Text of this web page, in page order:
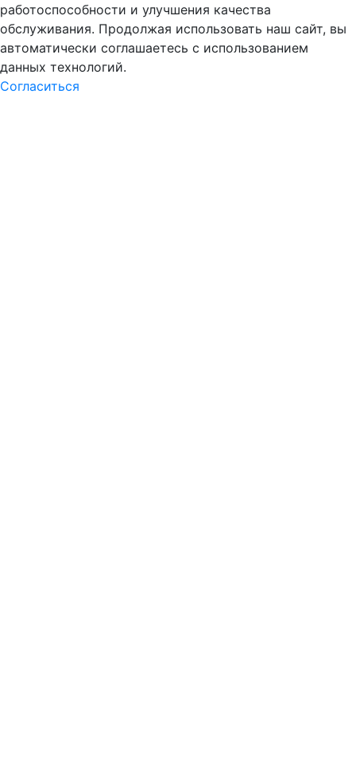
работоспособности и улучшения качества
обслуживания. Продолжая использовать наш сайт, вы
автоматически соглашаетесь с использованием
данных технологий.
Согласиться